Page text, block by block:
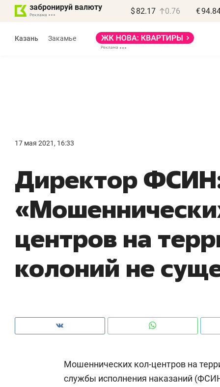
забронируй валюту $ 82.17 0.76 €
Казань Закамье
17 мая 2021, 16:33
Директор
центров на
колоний не
Мошеннических кол-центров на
службы исполнения наказаний
правил, бизнес может
потерять минимум
Как бизнесу выйти на зарубежные
чем интересен Оман?